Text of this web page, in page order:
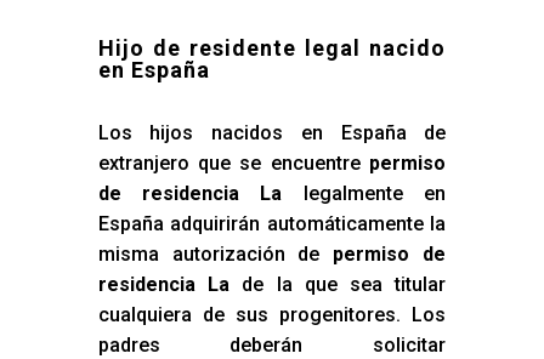
Hijo de residente legal nacido
en España
Los hijos nacidos en España de
extranjero que se encuentre permiso
de residencia La legalmente en
España adquirirán automáticamente la
misma autorización de permiso de
residencia Lade la que sea titular
cualquiera de sus progenitores. Los
padres deberán solicitar